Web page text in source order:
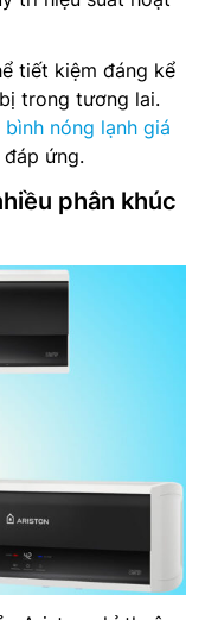
tiết kiệm đáng kể
trong tương lai.
bình nóng lạnh giá
ứng.
phân khúc